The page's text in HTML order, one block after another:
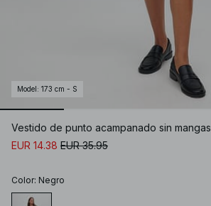
Model : 173 cm - S
Vestido de punto acampanado sin mangas
EUR 14.38 EUR 35.95
Color: Negro